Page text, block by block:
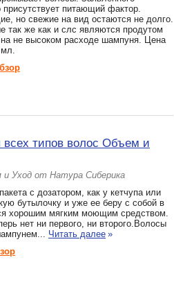
питающий фактор.
но свежие на вид остаются не долго.
так же как и слс являются продутом
не высоком расходе шампуня. Цена
мл.
типов волос Объем и
Уход от Натура Сиберика
с дозатором, как у кетчупа или
бутылочку и уже ее беру с собой в
хорошим мягким моющим средством.
нет ни первого, ни второго.Волосы
Читать далее »